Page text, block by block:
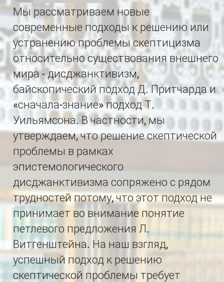
Мы рассматриваем новые
современные подходы к решению или
устранению проблемы скептицизма
относительно существования внешнего
мира - дисджанктивизм,
байскопический подход Д. Притчарда и
«сначала-знание» подход Т.
Уильямсона. В частности, мы
утверждаем, что решение скептической
проблемы в рамках
эпистемологического
дисджанктивизма сопряжено с рядом
трудностей потому, что этот подход не
принимает во внимание понятие
петлевого предложения Л.
Витгенштейна. На наш взгляд,
успешный подход к решению
скептической проблемы требует